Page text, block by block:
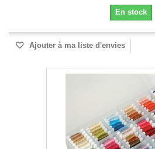
En stock
Ajouter à ma liste d'envies